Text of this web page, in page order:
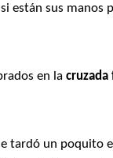
están sus manos
en la
tardó un poquito